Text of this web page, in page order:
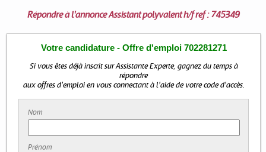
Répondre à l'annonceAssistant polyvalent h/f ref : 745349
Votre candidature - Offre d'emploi 702281271
Si vous êtes déjà inscrit sur Assistante Experte, gagnez du temps à
répondre
aux offres d'emploi en vous connectant à l'aide de votre code d'accès.
Nom
Prénom